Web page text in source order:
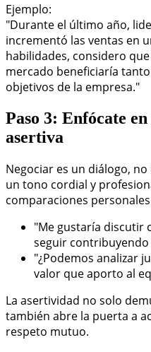
Ejemplo:
"Durante el último año,
incrementó las ventas en
habilidades, considero
mercado beneficiaría
objetivos de la empresa."
Paso 3: Enfócate
asertiva
Negociar es un diálogo,
un tono cordial y
comparaciones
"Me gustaría discutir
seguir
"¿Podemos analizar
valor que aporto al
La asertividad no solo
también abre la puerta a
respeto mutuo.